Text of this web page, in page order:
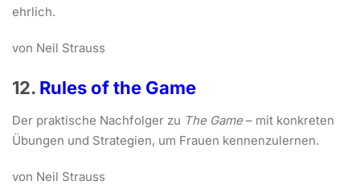
ehrlich.
von Neil Strauss
12. Rules of the Game
Der praktische Nachfolger zu The Game– mit konkreten
Übungen und Strategien, um Frauen kennenzulernen.
von Neil Strauss